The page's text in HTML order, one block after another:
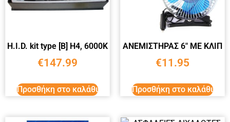
H.I.D. kit type [B] H4, 6000K
€147.99
Προσθήκη στο καλάθι
ΑΝΕΜΙΣΤΗΡΑΣ 6″ ΜΕ ΚΛΙΠ
€11.95
Προσθήκη στο καλάθι